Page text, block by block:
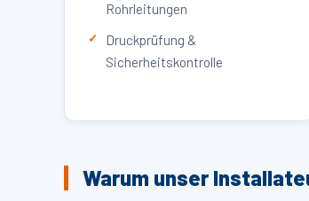
Rohrleitungen
Druckprüfung &
Sicherheitskontrolle
Warum unser